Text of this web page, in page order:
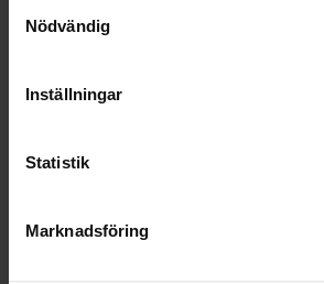
Nödvändig
Inställningar
Statistik
Marknadsföring